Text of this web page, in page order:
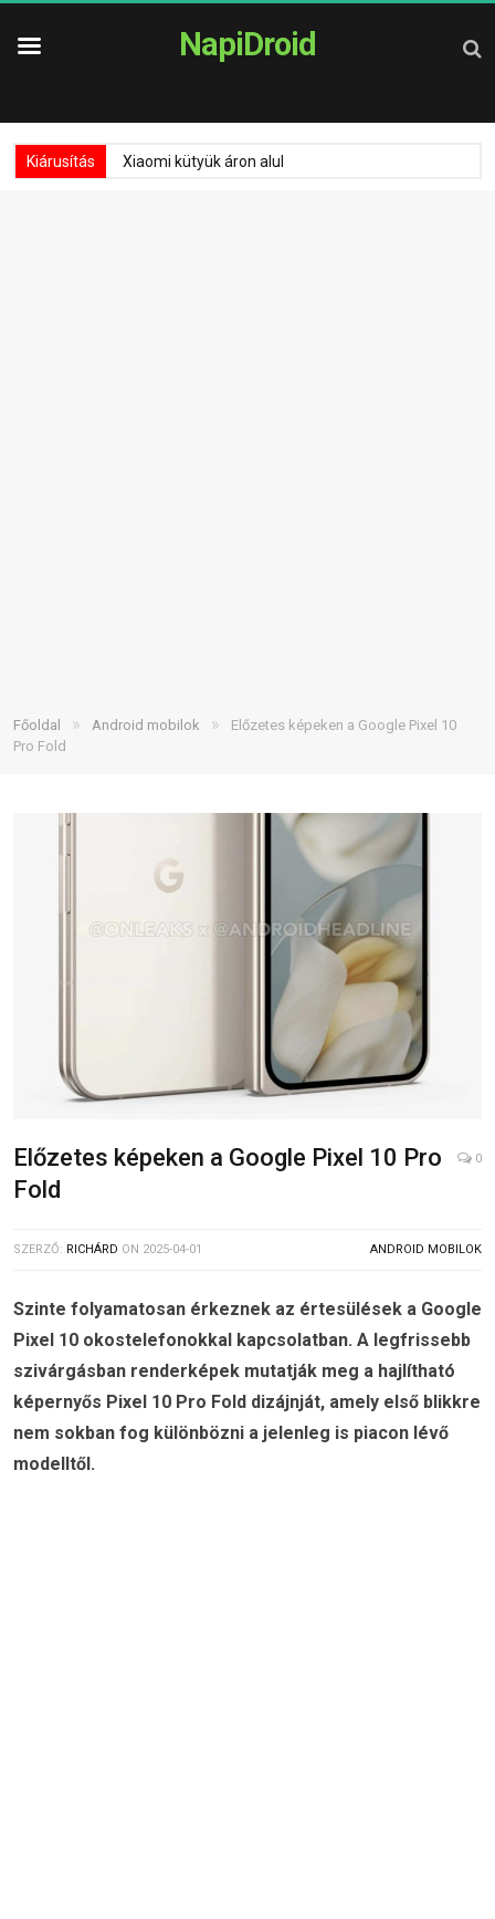
NapiDroid
Kiárusítás Xiaomi kütyük áron alul
Főoldal » Android mobilok »
Előzetes képeken a Google Pixel 10
Pro Fold
Előzetes képeken a Google Pixel 10 Pro
Fold
0
SZERZŐ: RICHÁRD ON 2025-04-01 ANDROID MOBILOK
Szinte folyamatosan érkeznek az értesülések a Google
Pixel 10 okostelefonokkal kapcsolatban. A legfrissebb
szivárgásban renderképek mutatják meg a hajlítható
képernyős Pixel 10 Pro Fold dizájnját, amely első blikkre
nem sokban fog különbözni a jelenleg is piacon lévő
modelltől.